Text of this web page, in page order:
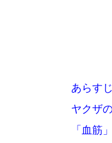
あらすじ
ヤクザ
「血筋